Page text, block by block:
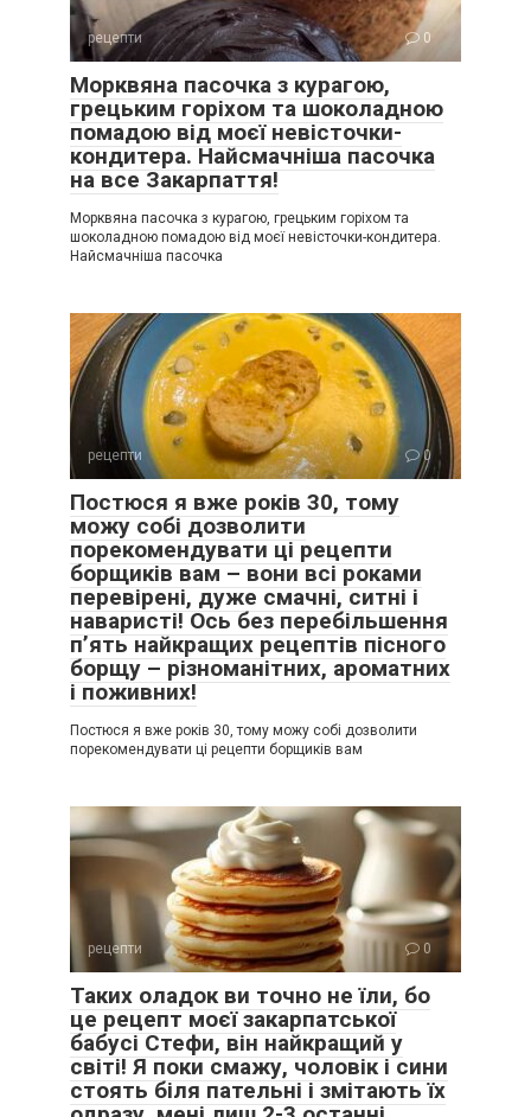
рецепти 0
Морквяна пасочка з курагою,
грецьким горіхом та шоколадною
помадою від моєї невісточки-
кондитера. Найсмачніша пасочка
на все Закарпаття!
Морквяна пасочка з курагою, грецьким горіхом та
шоколадною помадою від моєї невісточки-кондитера.
Найсмачніша пасочка
рецепти 0
Постюся я вже років 30, тому
можу собі дозволити
порекомендувати ці рецепти
борщиків вам – вони всі роками
перевірені, дуже смачні, ситні і
наваристі! Ось без перебільшення
п’ять найкращих рецептів пісного
борщу – різноманітних, ароматних
і поживних!
Постюся я вже років 30, тому можу собі дозволити
порекомендувати ці рецепти борщиків вам
рецепти 0
Таких оладок ви точно не їли, бо
це рецепт моєї закарпатської
бабусі Стефи, він найкращий у
світі! Я поки смажу, чоловік і сини
стоять біля пательні і змітають їх